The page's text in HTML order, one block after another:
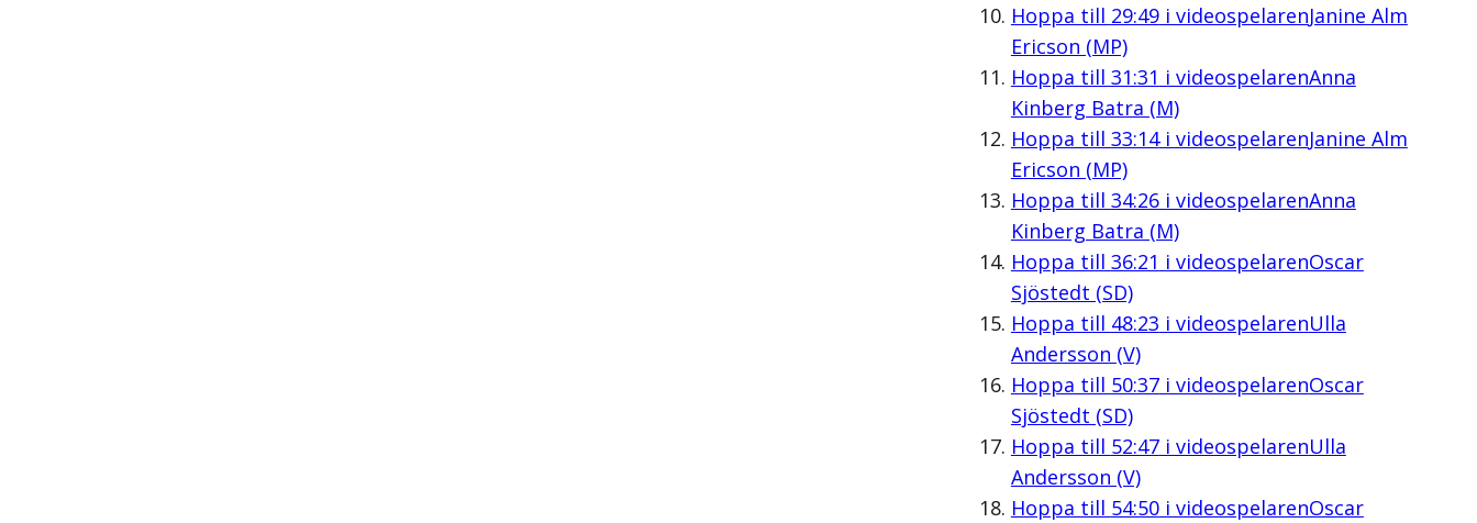
Hoppa till 29:49i videospelarenJanine Alm
Ericson (MP)
Hoppa till 31:31 i videospelarenAnna
Kinberg Batra (M)
Hoppa till 33:14i videospelarenJanine Alm
Ericson (MP)
Hoppa till 34:26i videospelarenAnna
Kinberg Batra (M)
Hoppa till 36:21 i videospelarenOscar
Sjöstedt (SD)
Hoppa till 48:23 i videospelarenUlla
Andersson (V)
Hoppa till 50:37i videospelarenOscar
Sjöstedt (SD)
Hoppa till 52:47i videospelarenUlla
Andersson (V)
Hoppa till 54:50i videospelarenOscar